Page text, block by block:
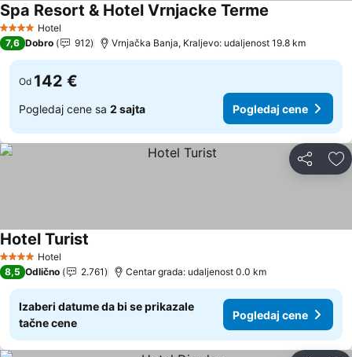
4 ZvezdiceHotel
Spa Resort & Hotel Vrnjacke Terme
7,6 Dobro 912 Vrnjačka Banja, Kraljevo: udaljenost 19.8 km
Od 142 €
Pogledaj cene sa 2 sajta Pogledaj cene
Deli
4 ZvezdiceHotel
Hotel Turist
8,5 Odlično 2.761 Centar grada: udaljenost 0.0 km
Izaberi datume da bi se prikazale
tačne cene
Pogledaj cene